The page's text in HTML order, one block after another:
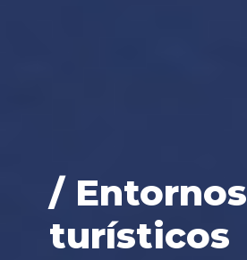
/ Entornos
turísticos